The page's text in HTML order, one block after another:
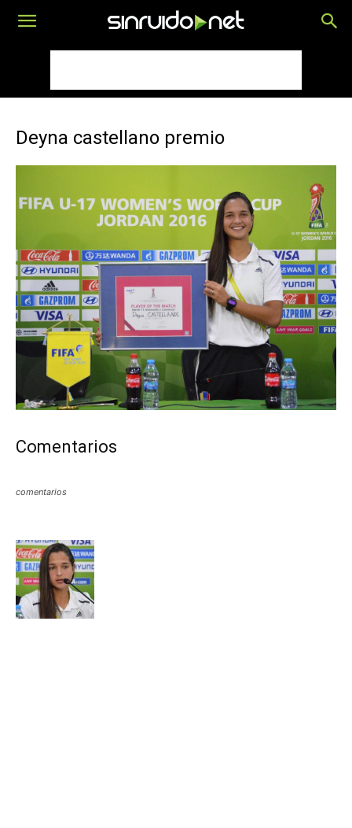
Deyna castellano premio
Comentarios
comentarios